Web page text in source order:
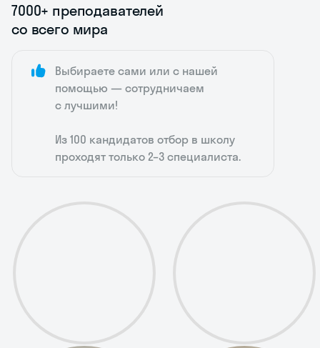
7000+ преподавателей
со всего мира
Выбираете сами или с нашей
помощью — сотрудничаем
с лучшими!
Из 100 кандидатов отбор в школу
проходят только 2–3 специалиста.